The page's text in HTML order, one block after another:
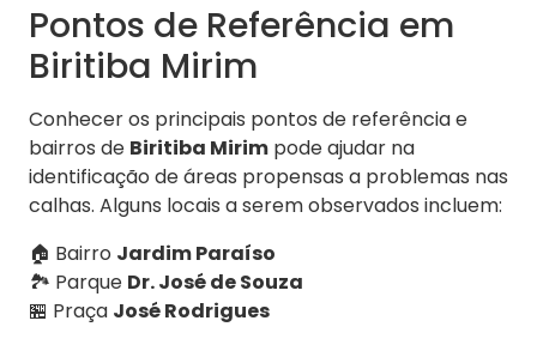
Pontos de Referência em
Biritiba Mirim
Conhecer os principais pontos de referência e
bairros de Biritiba Mirim pode ajudar na
identificação de áreas propensas a problemas nas
calhas. Alguns locais a serem observados incluem:
🏠 Bairro Jardim Paraíso
🏞️ Parque Dr. José de Souza
🏪 Praça José Rodrigues